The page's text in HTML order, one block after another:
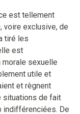
est tellement
voire exclusive, de
tiré les
est
morale sexuelle
utile et
et règnent
situations de fait
indifférenciées. De